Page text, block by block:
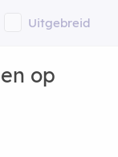
Uitgebreid
op